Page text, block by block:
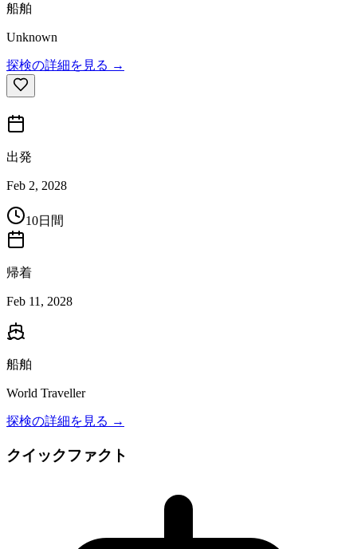
船舶
Unknown
探検の詳細を見る →
出発
Feb 2, 2028
10日間
帰着
Feb 11, 2028
船舶
World Traveller
探検の詳細を見る →
クイックファクト